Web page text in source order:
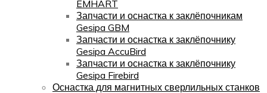
EMHART
Запчасти и оснастка к заклёпочникам
Gesipa GBM
Запчасти и оснастка к заклёпочнику
Gesipa AccuBird
Запчасти и оснастка к заклёпочнику
Gesipa Firebird
Оснастка для магнитных сверлильных станков